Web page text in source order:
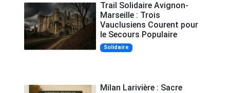
Trail Solidaire Avignon-
Marseille : Trois
Vauclusiens Courent pour
le Secours Populaire
Solidaire
Milan Larivière : Sacre